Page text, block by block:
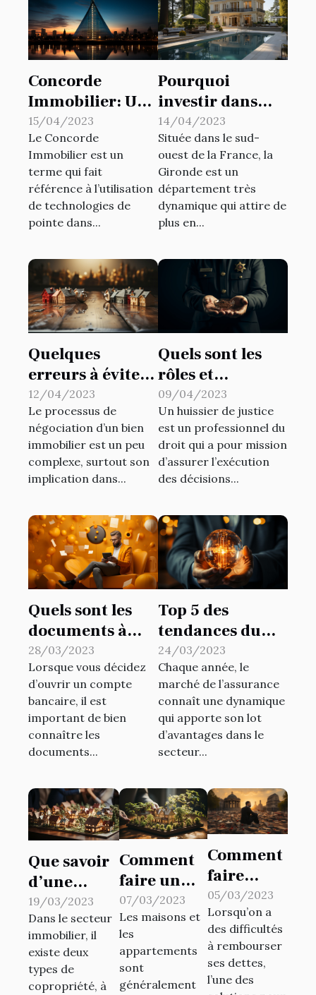
Concorde
Immobilier: Une
Révolution pour
l'Industrie
Immobilière »
15/04/2023
Le Concorde
Immobilier est un
terme qui fait
référence à l’utilisation
de technologies de
pointe dans...
Pourquoi
investir dans
l’immobilier de
luxe en Gironde
?
14/04/2023
Située dans le sud-
ouest de la France, la
Gironde est un
département très
dynamique qui attire de
plus en...
Quelques
erreurs à éviter
lors de la
négociation
d’une propriété
immobilière
12/04/2023
Le processus de
négociation d’un bien
immobilier est un peu
complexe, surtout son
implication dans...
Quels sont les
rôles et
avantages d’un
huissier de
justice ?
09/04/2023
Un huissier de justice
est un professionnel du
droit qui a pour mission
d’assurer l’exécution
des décisions...
Quels sont les
documents à
fournir pour
l'ouverture d'un
compte Helios
pour assurer les
paiements ?
28/03/2023
Lorsque vous décidez
d’ouvrir un compte
bancaire, il est
important de bien
connaître les
documents...
Top 5 des
tendances du
marché de
l’assurance en
2023
24/03/2023
Chaque année, le
marché de l’assurance
connaît une dynamique
qui apporte son lot
d’avantages dans le
secteur...
Que savoir
d’une
copropriété
horizontale
?
19/03/2023
Dans le secteur
immobilier, il
existe deux
types de
copropriété, à
Comment
faire un
prêt
immobilier
?
07/03/2023
Les maisons et
les
appartements
sont
généralement
Comment
faire
racheter
sa dette à
une
banque ?
05/03/2023
Lorsqu’on a
des difficultés
à rembourser
ses dettes,
l’une des